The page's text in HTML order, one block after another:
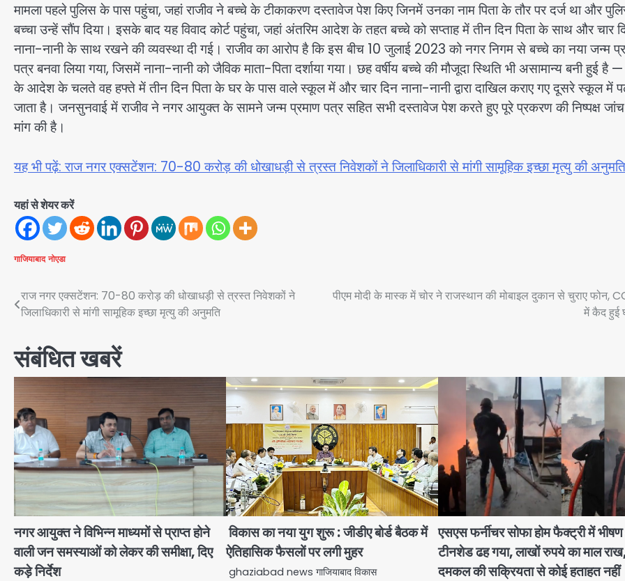
मामला पहले पुलिस के पास पहुंचा, जहां राजीव ने बच्चे के टीकाकरण दस्तावेज पेश किए जिनमें उनका नाम पिता के तौर पर दर्ज था और
बच्चा उन्हें सौंप दिया। इसके बाद यह विवाद कोर्ट पहुंचा, जहां अंतरिम आदेश के तहत बच्चे को सप्ताह में तीन दिन पिता के साथ और चार
नाना-नानी के साथ रखने की व्यवस्था दी गई। राजीव का आरोप है कि इस बीच 10 जुलाई 2023 को नगर निगम से बच्चे का नया जन्म
पत्र बनवा लिया गया, जिसमें नाना-नानी को जैविक माता-पिता दर्शाया गया। छह वर्षीय बच्चे की मौजूदा स्थिति भी असामान्य बनी हुई है —
के आदेश के चलते वह हफ्ते में तीन दिन पिता के घर के पास वाले स्कूल में और चार दिन नाना-नानी द्वारा दाखिल कराए गए दूसरे स्कूल में
जाता है। जनसुनवाई में राजीव ने नगर आयुक्त के सामने जन्म प्रमाण पत्र सहित सभी दस्तावेज पेश करते हुए पूरे प्रकरण की निष्पक्ष
मांग की है।
यह भी पढ़ें: राज नगर एक्सटेंशन: 70-80 करोड़ की धोखाधड़ी से त्रस्त निवेशकों ने जिलाधिकारी से मांगी सामूहिक इच्छा मृत्यु की अनुमति
यहां से शेयर करें
गाजियाबाद नोएडा
Post
navigation
राज नगर एक्सटेंशन: 70-80 करोड़ की धोखाधड़ी से त्रस्त निवेशकों ने
जिलाधिकारी से मांगी सामूहिक इच्छा मृत्यु की अनुमति
पीएम मोदी के मास्क में चोर ने राजस्थान की मोबाइल दुकान से चुराए फोन,
में कैद हुई
संबंधित खबरें
नगर आयुक्त ने विभिन्न माध्यमों से प्राप्त होने
वाली जन समस्याओं को लेकर की समीक्षा, दिए
कड़े निर्देश
विकास का नया युग शुरू : जीडीए बोर्ड बैठक में
ऐतिहासिक फैसलों पर लगी मुहर
ghaziabad news गाजियाबाद विकास
एसएस फर्नीचर सोफा होम फैक्ट्री में
टीनशेड ढह गया, लाखों रुपये का माल
दमकल की सक्रियता से कोई हताहत नहीं